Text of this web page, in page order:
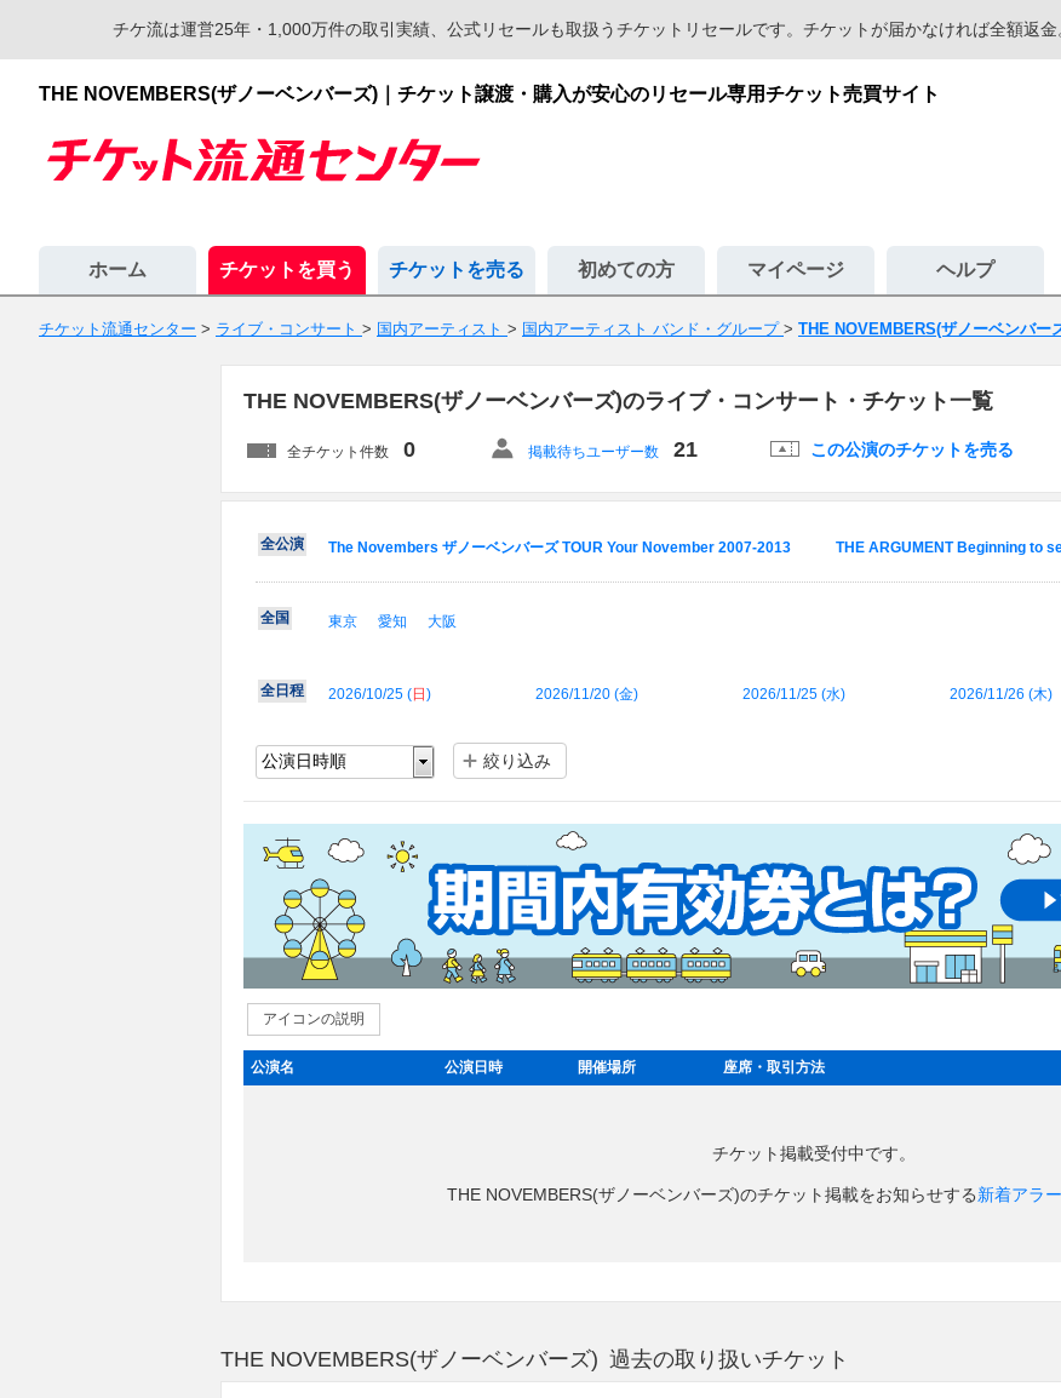
チケ流は運営25年・1,000万件の取引実績、公式リセールも取扱うチケットリセールです。チケットが届かなければ全額返
THE NOVEMBERS(ザノーベンバーズ)｜チケット譲渡・購入が安心のリセール専用チケット売買サイト
ホーム チケットを買う チケットを売る 初めての方 マイページ ヘルプ
チケット流通センター > ライブ・コンサート > 国内アーティスト > 国内アーティスト バンド・グループ > THE NOVEMBERS(ザノーベンバー
THE NOVEMBERS(ザノーベンバーズ)のライブ・コンサート・チケット一覧
全チケット件数 0 掲載待ちユーザー数 21 この公演のチケットを売る
全公演 The Novembers ザノーベンバーズ TOUR Your November 2007-2013 THE ARGUMENT Beginning to
全国 東京 愛知 大阪
全日程 2026/10/25 (日 ) 2026/11/20 (金) 2026/11/25 (水) 2026/11/26 (木)
絞り込み
アイコンの説明
公演名 公演日時 開催場所 座席・取引方法
チケット掲載受付中です。
THE NOVEMBERS(ザノーベンバーズ)のチケット掲載をお知らせする新着アラ
THE NOVEMBERS(ザノーベンバーズ) 過去の取り扱いチケット